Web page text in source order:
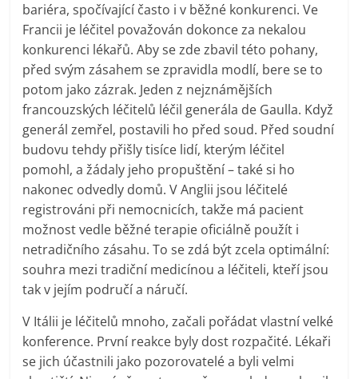
bariéra, spočívající často i v běžné konkurenci. Ve
Francii je léčitel považován dokonce za nekalou
konkurenci lékařů. Aby se zde zbavil této pohany,
před svým zásahem se zpravidla modlí, bere se to
potom jako zázrak. Jeden z nejznámějších
francouzských léčitelů léčil generála de Gaulla. Když
generál zemřel, postavili ho před soud. Před soudní
budovu tehdy přišly tisíce lidí, kterým léčitel
pomohl, a žádaly jeho propuštění – také si ho
nakonec odvedly domů. V Anglii jsou léčitelé
registrováni při nemocnicích, takže má pacient
možnost vedle běžné terapie oficiálně použít i
netradičního zásahu. To se zdá být zcela optimální:
souhra mezi tradiční medicínou a léčiteli, kteří jsou
tak v jejím područí a náručí.
V Itálii je léčitelů mnoho, začali pořádat vlastní velké
konference. První reakce byly dost rozpačité. Lékaři
se jich účastnili jako pozorovatelé a byli velmi